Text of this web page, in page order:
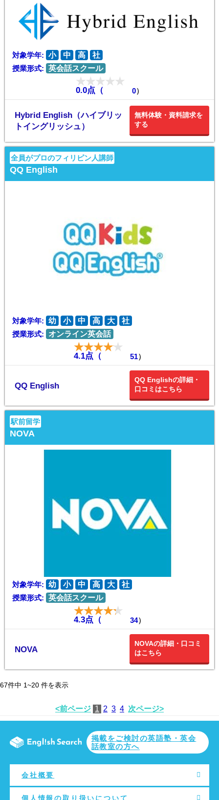
対象学年: 小 中 高
社
授業形式: 英会話スクール
0.0点（ 0）
Hybrid English（ハイブリッ
トイングリッシュ）
無料体験・資料請求を
する
全員がプロのフィリピン人講師
QQ English
対象学年: 幼 小 中 高 大
社
授業形式:
オンライン英会話
4.1点（ 51）
QQ English
QQ Englishの詳細・
口コミはこちら
駅前留学
NOVA
対象学年: 幼 小 中 高 大
社
授業形式: 英会話スクール
4.3点（ 34）
NOVA
NOVAの詳細・口コミ
はこちら
67件中 1~20 件を表示
<前ページ 1 2 3 4 次ページ>
掲載をご検討の英語塾・英会
話教室の方へ
会社概要
個人情報の取り扱いについて